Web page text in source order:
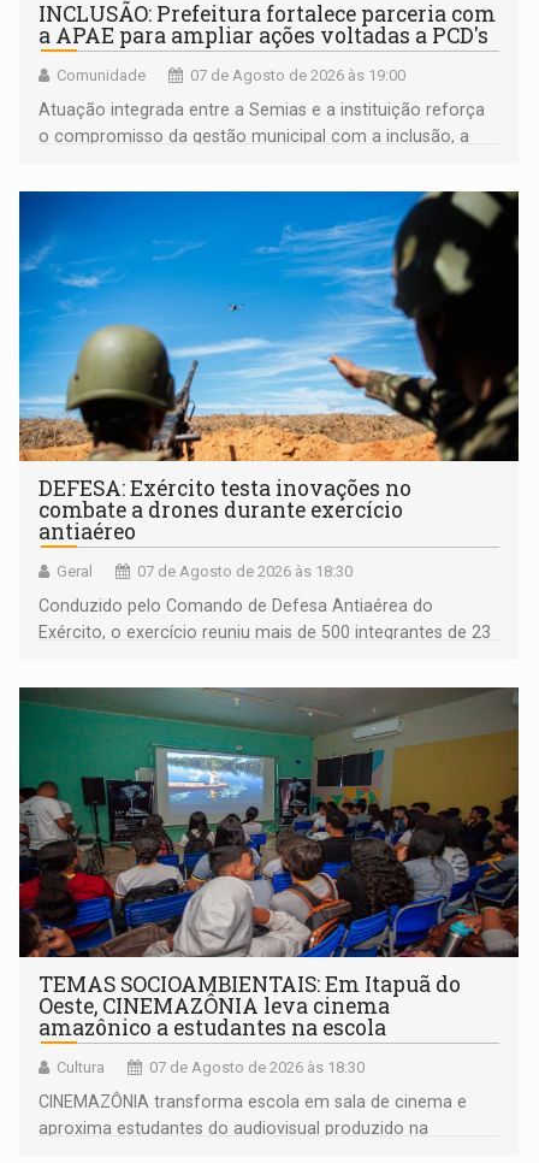
INCLUSÃO: Prefeitura fortalece parceria com
a APAE para ampliar ações voltadas a PCD's
Comunidade 07 de Agosto de 2026 às 19:00
Atuação integrada entre a Semias e a instituição reforça
o compromisso da gestão municipal com a inclusão, a
DEFESA: Exército testa inovações no
combate a drones durante exercício
antiaéreo
Geral 07 de Agosto de 2026 às 18:30
Conduzido pelo Comando de Defesa Antiaérea do
Exército, o exercício reuniu mais de 500 integrantes de 23
TEMAS SOCIOAMBIENTAIS: Em Itapuã do
Oeste, CINEMAZÔNIA leva cinema
amazônico a estudantes na escola
Cultura 07 de Agosto de 2026 às 18:30
CINEMAZÔNIA transforma escola em sala de cinema e
aproxima estudantes do audiovisual produzido na